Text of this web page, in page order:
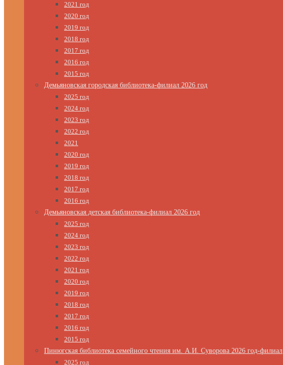
2021 год
2020 год
2019 год
2018 год
2017 год
2016 год
2015 год
Демьяновская городская библиотека-филиал 2026 год
2025 год
2024 год
2023 год
2022 год
2021
2020 год
2019 год
2018 год
2017 год
2016 год
Демьяновская детская библиотека-филиал 2026 год
2025 год
2024 год
2023 год
2022 год
2021 год
2020 год
2019 год
2018 год
2017 год
2016 год
2015 год
Пинюгская библиотека семейного чтения им. А.И. Суворова 2026 год-филиал
2025 год